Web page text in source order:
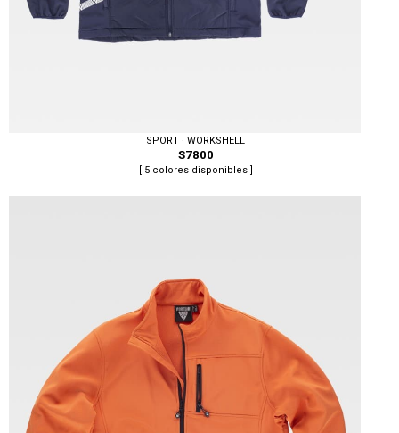
SPORT · WORKSHELL
S7800
[ 5 colores disponibles ]